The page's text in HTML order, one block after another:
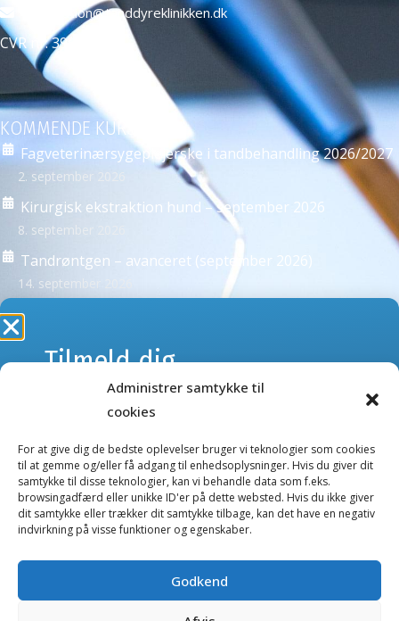
Administrer samtykke til
cookies
For at give dig de bedste oplevelser bruger vi teknologier som cookies
til at gemme og/eller få adgang til enhedsoplysninger. Hvis du giver dit
samtykke til disse teknologier, kan vi behandle data som f.eks.
browsingadfærd eller unikke ID'er på dette websted. Hvis du ikke giver
dit samtykke eller trækker dit samtykke tilbage, kan det have en negativ
indvirkning på visse funktioner og egenskaber.
Godkend
education@tanddyreklinikken.dk
CVR nr: 39584271
KOMMENDE KURSER
Fagveterinærsygeplejerske i tandbehandling 2026/2027
2. september 2026
Kirurgisk ekstraktion hund – september 2026
8. september 2026
Tandrøntgen – avanceret (september 2026)
14. september 2026
NYHEDSBREVE
Tilmeld dig vores nyhedsbreve og få besked om kurser
eller nye produkter og tilbud i webshoppen.
Kurser nyhedsbrev
Webshop nyhedsbrev
Salgs- og handelsbetingelser
Tilmeld dig
webshoppens
Gå ikke glip af nyheder og tilbud.
E-
(Påkrævet)